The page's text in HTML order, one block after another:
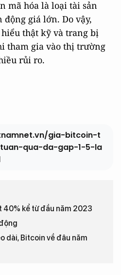
mã hóa là loại tài sản
giá lớn. Do vậy,
thật kỹ và trang bị
tham gia vào thị trường
rủi ro.
gia-bitcoin-t
qua-da-gap-1-5-la
40% kể từ đầu năm 2023
dài, Bitcoin về đâu năm